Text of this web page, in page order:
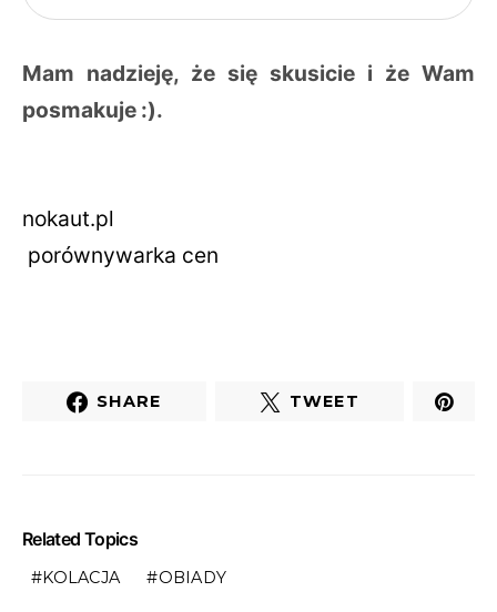
Mam nadzieję, że się skusicie i że Wam
posmakuje :).
nokaut.pl
porównywarka cen
SHARE TWEET
Related Topics
KOLACJA OBIADY